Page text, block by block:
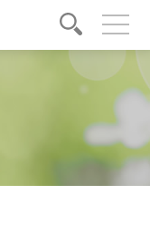
toggle